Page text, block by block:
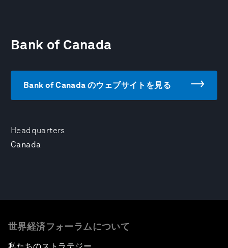
Headquarters
Canada
Bank of Canada
Bank of Canada のウェブサイトを見る
世界経済フォーラムについて